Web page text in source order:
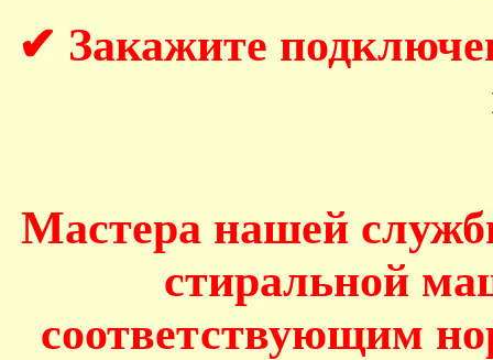
✔ Закажите
Мастера нашей
стиральной
соответствующим